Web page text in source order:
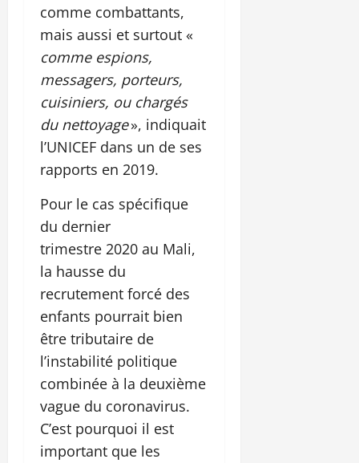
comme combattants,
mais aussi et surtout «
comme espions,
messagers, porteurs,
cuisiniers, ou chargés
du nettoyage», indiquait
l’UNICEF dans un de ses
rapports en 2019.
Pour le cas spécifique
du dernier
trimestre 2020 au Mali,
la hausse du
recrutement forcé des
enfants pourrait bien
être tributaire de
l’instabilité politique
combinée à la deuxième
vague du coronavirus.
C’est pourquoi il est
important que les